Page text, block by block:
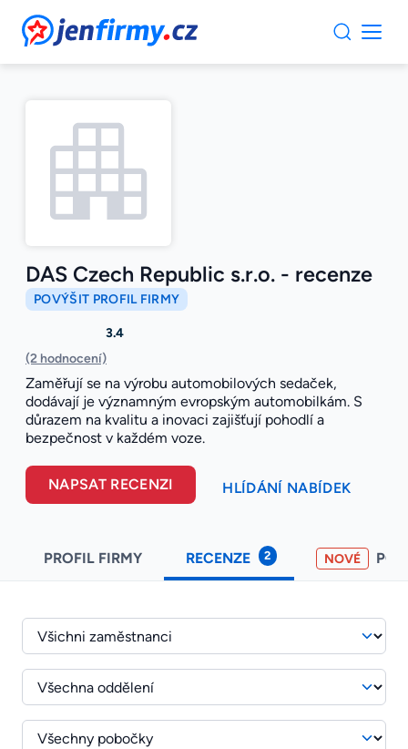
JenFirmy.cz
DAS Czech Republic s.r.o. - recenze
POVÝŠIT PROFIL FIRMY
3.4
(2 hodnocení)
Zaměřují se na výrobu automobilových sedaček,
dodávají je významným evropským automobilkám. S
důrazem na kvalitu a inovaci zajišťují pohodlí a
bezpečnost v každém voze.
NAPSAT RECENZI HLÍDÁNÍ NABÍDEK
PROFIL FIRMY RECENZE 2 NOVÉ